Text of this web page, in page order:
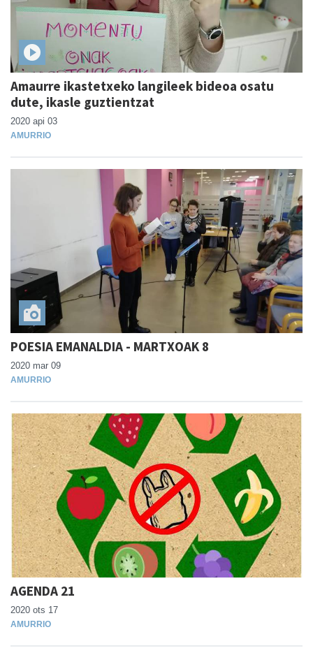
Amaurre ikastetxeko langileek bideoa osatu
dute, ikasle guztientzat
2020 api 03
AMURRIO
POESIA EMANALDIA - MARTXOAK 8
2020 mar 09
AMURRIO
AGENDA 21
2020 ots 17
AMURRIO